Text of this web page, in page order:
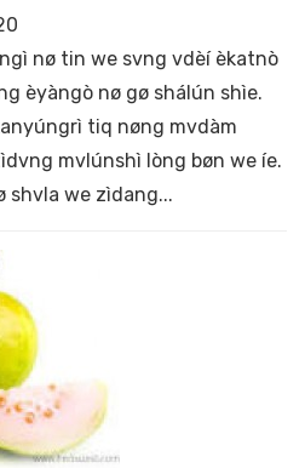
nø tin we svng vdèí èkatnò
èyàngò nø gø shálún shìe.
tiq nøng mvdàm
mvlúnshì lòng bøn we íe.
shvla we zìdang...